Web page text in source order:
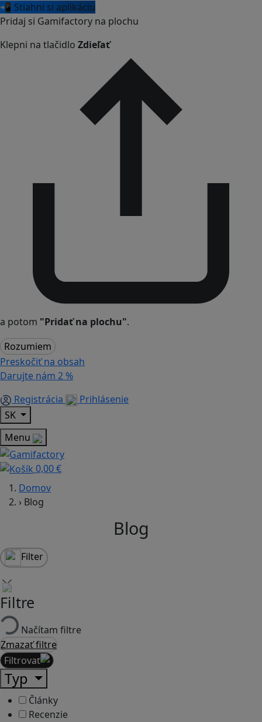
📲 Stiahni si aplikáciu
Pridaj si Gamifactory na plochu
Klepni na tlačidlo Zdieľať
a potom "Pridať na plochu".
Rozumiem
Preskočiť na obsah
Darujte nám 2 %
Registrácia
Prihlásenie
SK
Menu
0,00 €
Domov
› Blog
Blog
Filter
Filtre
Načítam filtre
Zmazať filtre
Filtrovať
Typ
Články
Recenzie